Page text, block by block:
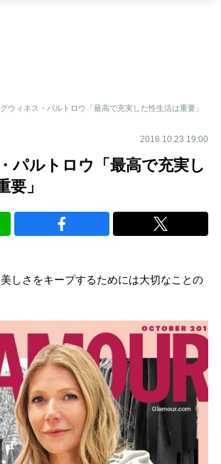
グウィネス・パルトロウ「最高で充実した性生活は重要」
2018.10.23 19:00
パルトロウ「最高で充実し
要」
しさをキープするためには大切なことの